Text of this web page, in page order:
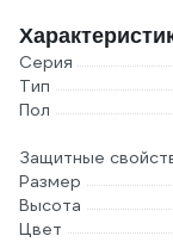
Серия
Тип
Пол
Защитные
Размер
Высота
Цвет